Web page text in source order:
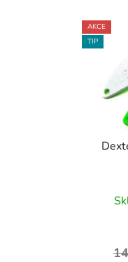
AKCE
TIP